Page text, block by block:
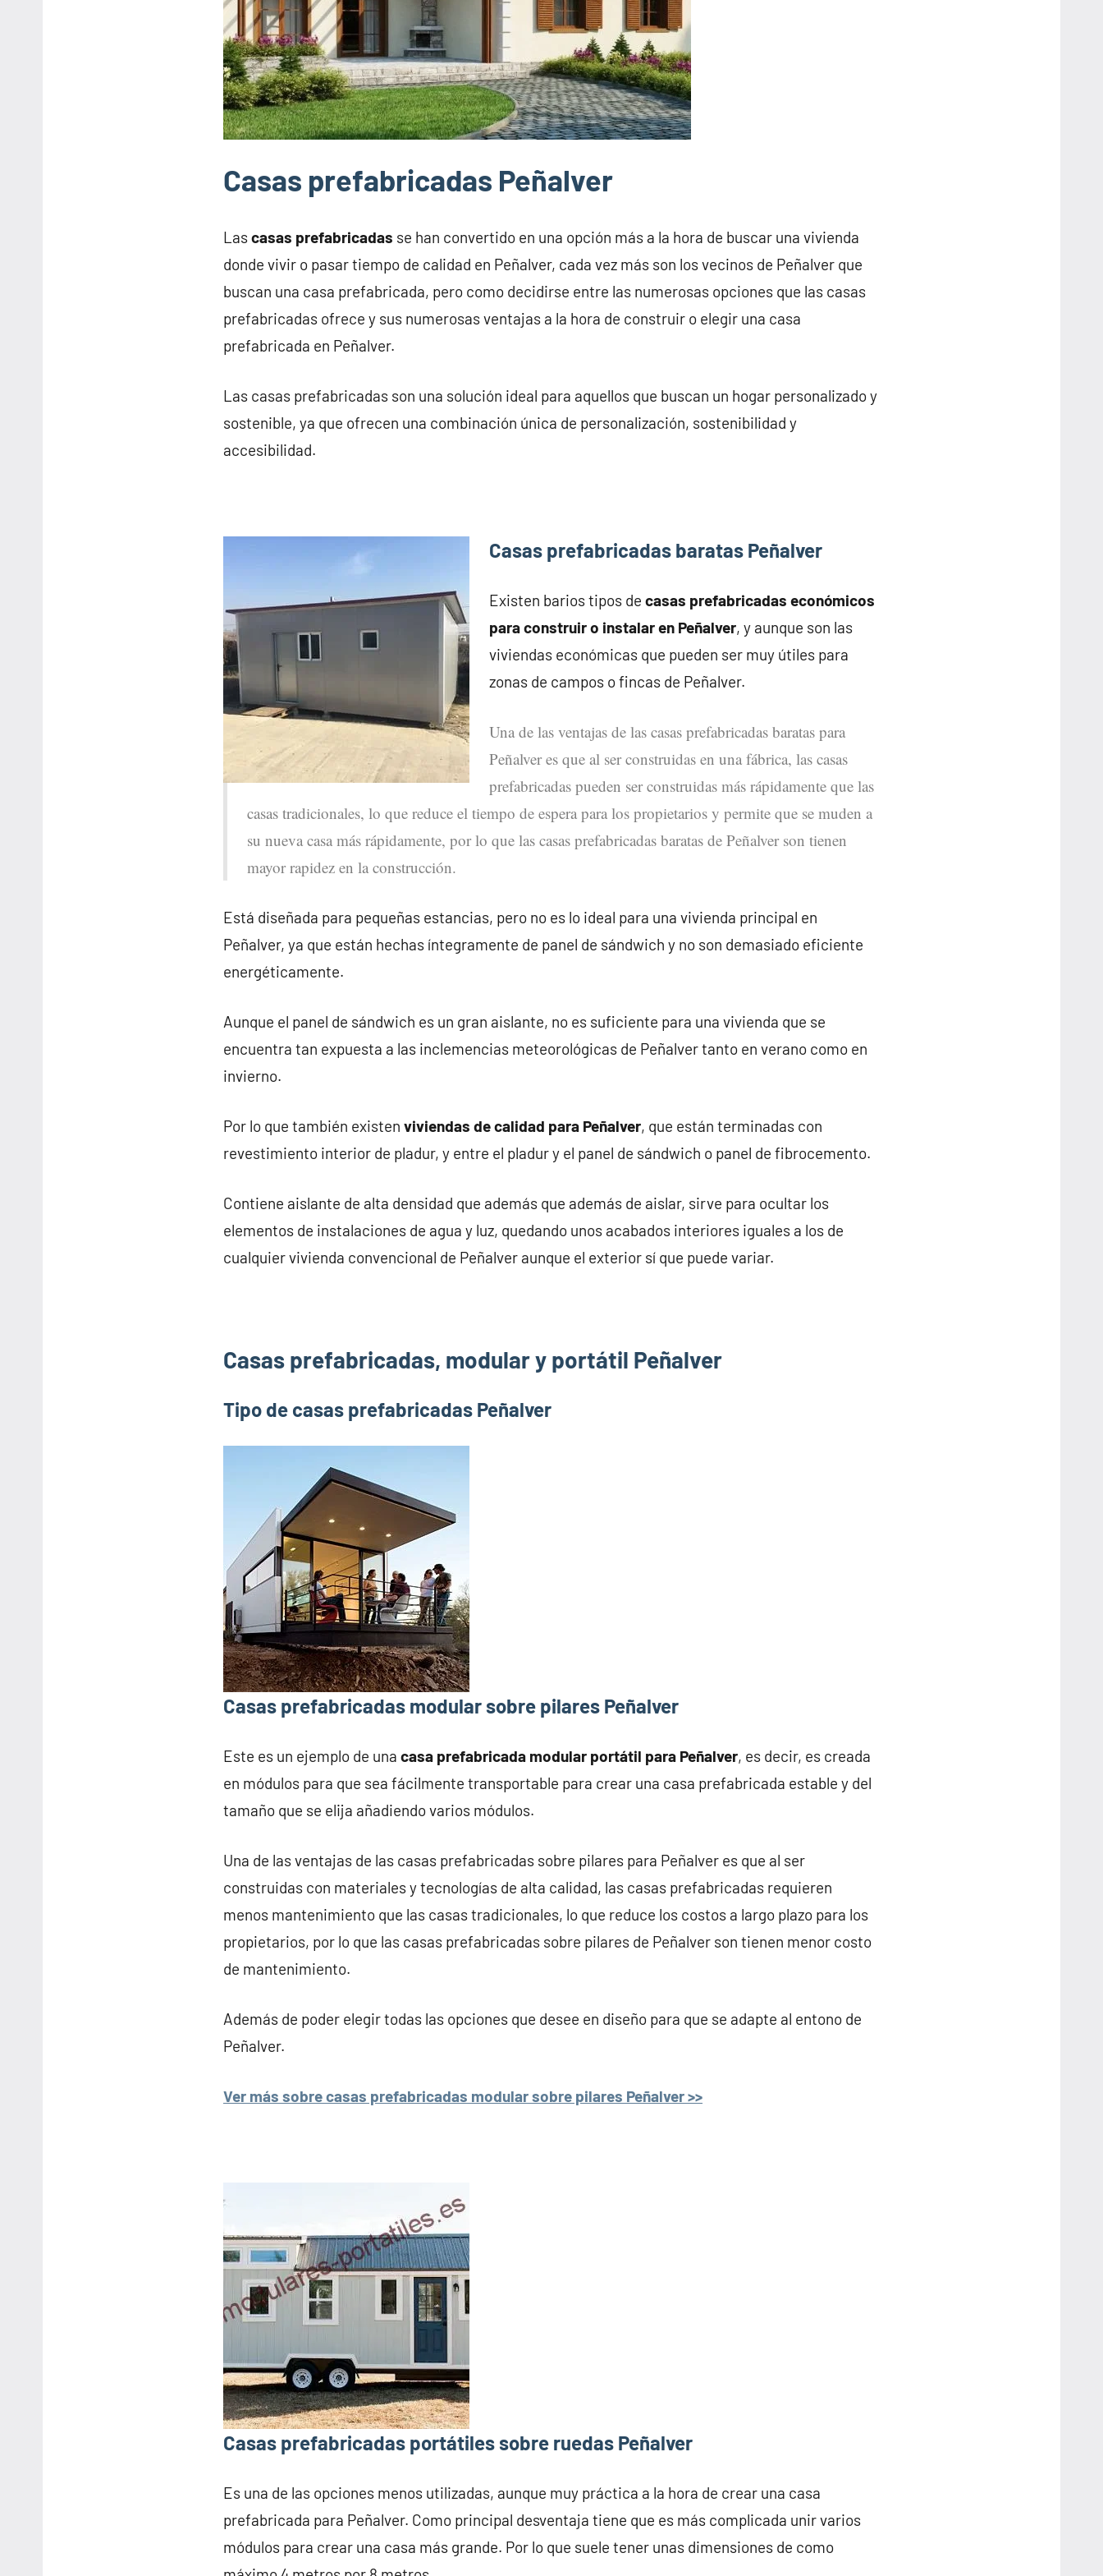
Casas prefabricadas Peñalver
Lascasas prefabricadas se han convertido en una opción más a la hora de buscar una vivienda
donde vivir o pasar tiempo de calidad en Peñalver, cada vez más son los vecinos de Peñalver que
buscan una casa prefabricada, pero como decidirse entre las numerosas opciones que las casas
prefabricadas ofrece y sus numerosas ventajas a la hora de construir o elegir una casa
prefabricada en Peñalver.
Las casas prefabricadas son una solución ideal para aquellos que buscan un hogar personalizado y
sostenible, ya que ofrecen una combinación única de personalización, sostenibilidad y
accesibilidad.
Casas prefabricadas baratas Peñalver
Existen barios tipos de casas prefabricadas económicos
para construir o instalar en Peñalver, y aunque son las
viviendas económicas que pueden ser muy útiles para
zonas de campos o fincas de Peñalver.
Una de las ventajas de las casas prefabricadas baratas para
Peñalver es que al ser construidas en una fábrica, las casas
prefabricadas pueden ser construidas más rápidamente que las
casas tradicionales, lo que reduce el tiempo de espera para los propietarios y permite que se muden a
su nueva casa más rápidamente, por lo que las casas prefabricadas baratas de Peñalver son tienen
mayor rapidez en la construcción.
Está diseñada para pequeñas estancias, pero no es lo ideal para una vivienda principal en
Peñalver, ya que están hechas íntegramente de panel de sándwich y no son demasiado eficiente
energéticamente.
Aunque el panel de sándwich es un gran aislante, no es suficiente para una vivienda que se
encuentra tan expuesta a las inclemencias meteorológicas de Peñalver tanto en verano como en
invierno.
Por lo que también existen viviendas de calidad para Peñalver, que están terminadas con
revestimiento interior de pladur, y entre el pladur y el panel de sándwich o panel de fibrocemento.
Contiene aislante de alta densidad que además que además de aislar, sirve para ocultar los
elementos de instalaciones de agua y luz, quedando unos acabados interiores iguales a los de
cualquier vivienda convencional de Peñalver aunque el exterior sí que puede variar.
Casas prefabricadas, modular y portátil Peñalver
Tipo de casas prefabricadas Peñalver
Casas prefabricadas modular sobre pilares Peñalver
Este es un ejemplo de una casa prefabricada modular portátil para Peñalver, es decir, es creada
en módulos para que sea fácilmente transportable para crear una casa prefabricada estable y del
tamaño que se elija añadiendo varios módulos.
Una de las ventajas de las casas prefabricadas sobre pilares para Peñalver es que al ser
construidas con materiales y tecnologías de alta calidad, las casas prefabricadas requieren
menos mantenimiento que las casas tradicionales, lo que reduce los costos a largo plazo para los
propietarios, por lo que las casas prefabricadas sobre pilares de Peñalver son tienen menor costo
de mantenimiento.
Además de poder elegir todas las opciones que desee en diseño para que se adapte al entono de
Peñalver.
Ver más sobre casas prefabricadas modular sobre pilares Peñalver >>
Casas prefabricadas portátiles sobre ruedas Peñalver
Es una de las opciones menos utilizadas, aunque muy práctica a la hora de crear una casa
prefabricada para Peñalver. Como principal desventaja tiene que es más complicada unir varios
módulos para crear una casa más grande. Por lo que suele tener unas dimensiones de como